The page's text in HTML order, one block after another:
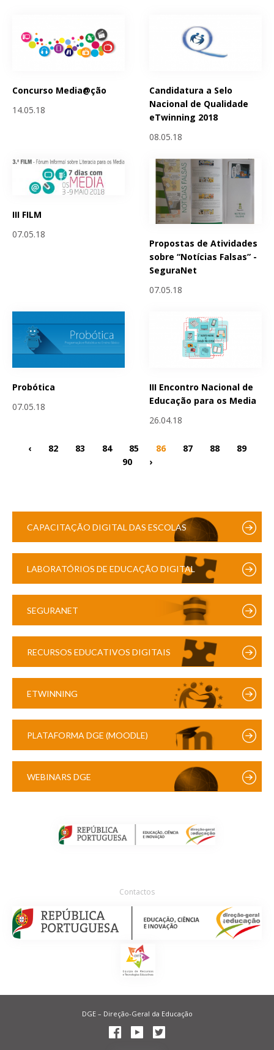
Concurso Media@ção
14.05.18
Candidatura a Selo
Nacional de Qualidade
eTwinning 2018
08.05.18
III FILM
07.05.18
Propostas de Atividades
sobre “Notícias Falsas” -
SeguraNet
07.05.18
Probótica
07.05.18
III Encontro Nacional de
Educação para os Media
26.04.18
‹ 82 83 84 85 86 87 88
89
90
›
CAPACITAÇÃO DIGITAL DAS ESCOLAS
LABORATÓRIOS DE EDUCAÇÃO DIGITAL
SEGURANET
RECURSOS EDUCATIVOS DIGITAIS
ETWINNING
PLATAFORMA DGE (MOODLE)
WEBINARS DGE
Contactos
DGE – Direção-Geral da Educação